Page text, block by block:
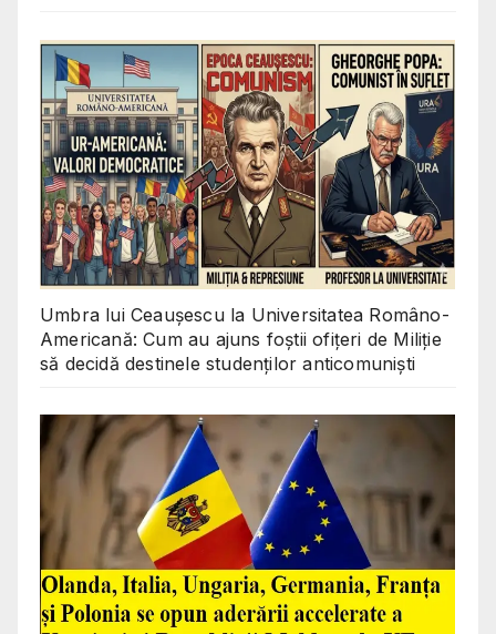
Umbra lui Ceaușescu la Universitatea Româno-
Americană: Cum au ajuns foștii ofițeri de Miliție
să decidă destinele studenților anticomuniști